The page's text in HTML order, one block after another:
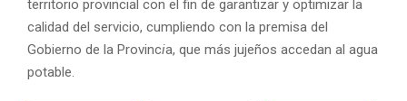
territorio provincial con el fin de garantizar y optimizar la
calidad del servicio, cumpliendo con la premisa del
Gobierno de la Provincia, que más jujeños accedan al agua
potable.